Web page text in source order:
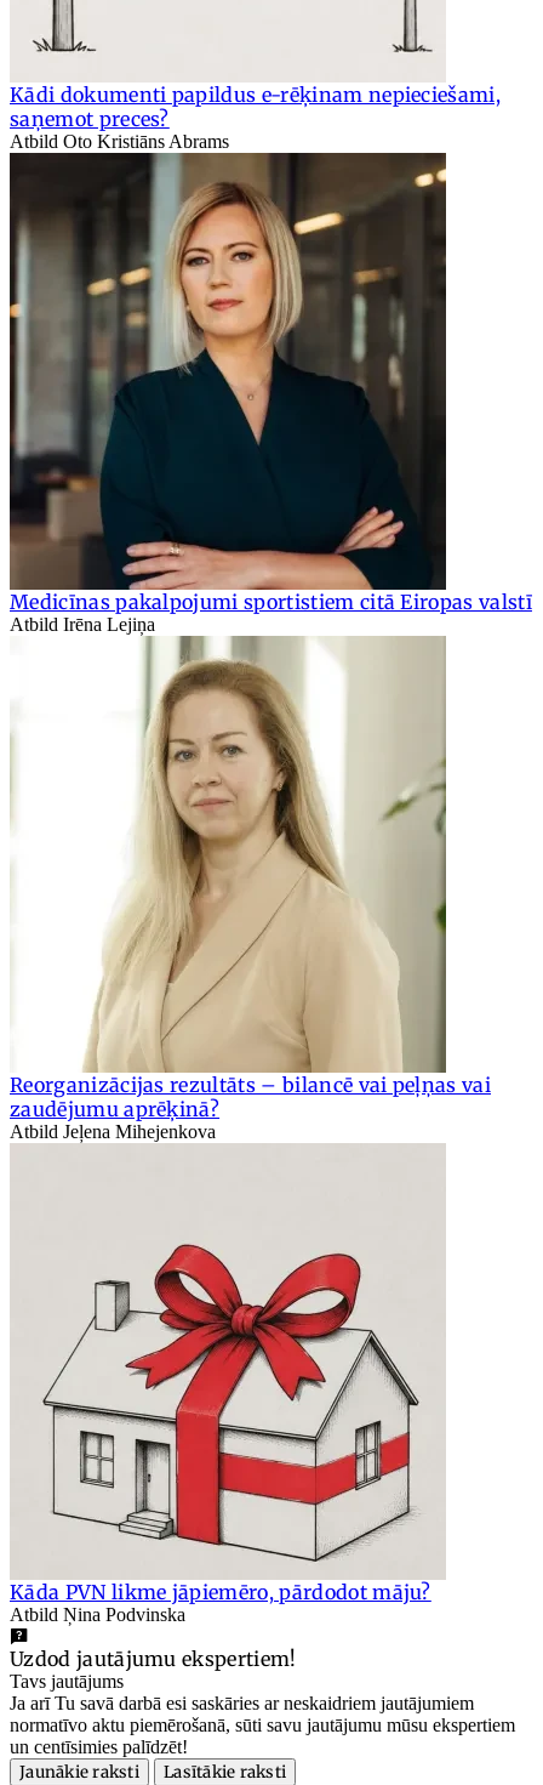
Kādi dokumenti papildus e-rēķinam nepieciešami,
saņemot preces?
Atbild Oto Kristiāns Abrams
Medicīnas pakalpojumi sportistiem citā Eiropas valstī
Atbild Irēna Lejiņa
Reorganizācijas rezultāts – bilancē vai peļņas vai
zaudējumu aprēķinā?
Atbild Jeļena Mihejenkova
Kāda PVN likme jāpiemēro, pārdodot māju?
Atbild Ņina Podvinska
Uzdod jautājumu ekspertiem!
Tavs jautājums
Ja arī Tu savā darbā esi saskāries ar neskaidriem jautājumiem
normatīvo aktu piemērošanā, sūti savu jautājumu mūsu ekspertiem
un centīsimies palīdzēt!
Jaunākie raksti
Lasītākie raksti